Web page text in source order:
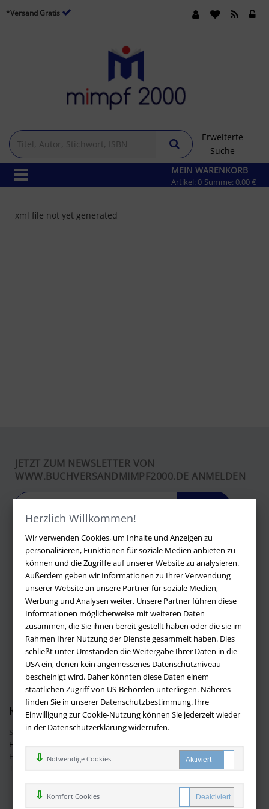
Herzlich Willkommen!
Wir verwenden Cookies, um Inhalte und Anzeigen zu
personalisieren, Funktionen für soziale Medien anbieten zu
können und die Zugriffe auf unserer Website zu analysieren.
Außerdem geben wir Informationen zu Ihrer Verwendung
unserer Website an unsere Partner für soziale Medien,
Werbung und Analysen weiter. Unsere Partner führen diese
Informationen möglicherweise mit weiteren Daten
zusammen, die Sie ihnen bereit gestellt haben oder die sie im
Rahmen Ihrer Nutzung der Dienste gesammelt haben. Dies
schließt unter Umständen die Weitergabe Ihrer Daten in die
USA ein, denen kein angemessenes Datenschutzniveau
bescheinigt wird. Daher könnten diese Daten einem
staatlichen Zugriff von US-Behörden unterliegen. Näheres
finden Sie in unserer Datenschutzbestimmung. Ihre
Einwilligung zur Cookie-Nutzung können Sie jederzeit wieder
in der Datenschutzerklärung widerrufen.
Notwendige Cookies
Komfort Cookies
*Versand Gratis
Erweiterte
Suche
MEIN WARENKORB
Artikel: 0 Summe: 0,00 €
xml file not yet generated
JETZT ZUM NEWSLETTER VON
WWW.BUCHVERSANDMIMPF2000.DE ANMELDEN
Über buchversandmimpf2000.de
Impressum
Versandbedingungen
Widerruf
Batteriehinweis
AGB
Datenschutz
Kontakt
Sie haben Fragen?Hier finden Sie Antworten auf häufig gestellte
Fragen.
Fragen per E-Mail:info@buchversandmimpf2000.de
Telefon: +49 (0)9209 20 23 188
Ihre Vorteile bei uns
Kostenloser Versand innerhalb Deutschlands